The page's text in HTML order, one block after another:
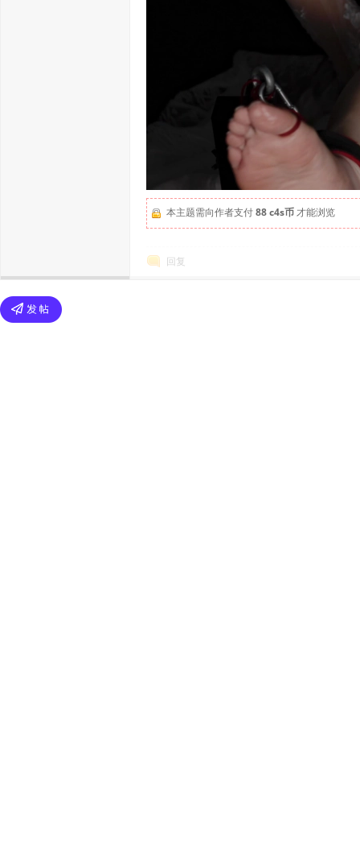
本主题需向作者支付88 c4s币才能浏览
回复